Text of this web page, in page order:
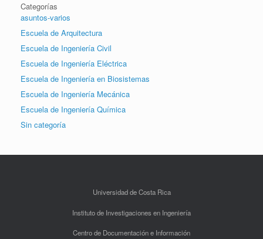
Categorías
asuntos-varios
Escuela de Arquitectura
Escuela de Ingeniería Civil
Escuela de Ingeniería Eléctrica
Escuela de Ingeniería en Biosistemas
Escuela de Ingeniería Mecánica
Escuela de Ingeniería Química
Sin categoría
Universidad de Costa Rica
Instituto de Investigaciones en Ingeniería
Centro de Documentación e Información